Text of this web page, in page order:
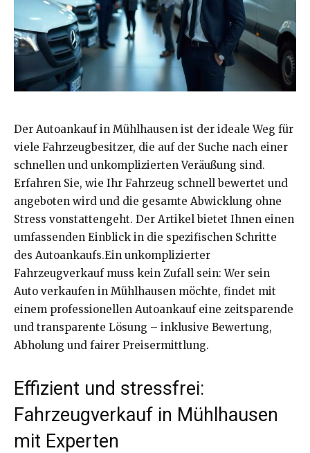
Der Autoankauf in Mühlhausen ist der ideale Weg für
viele Fahrzeugbesitzer, die auf der Suche nach einer
schnellen und unkomplizierten Veräußung sind.
Erfahren Sie, wie Ihr Fahrzeug schnell bewertet und
angeboten wird und die gesamte Abwicklung ohne
Stress vonstattengeht. Der Artikel bietet Ihnen einen
umfassenden Einblick in die spezifischen Schritte
des Autoankaufs.Ein unkomplizierter
Fahrzeugverkauf muss kein Zufall sein: Wer sein
Auto verkaufen in Mühlhausen möchte, findet mit
einem professionellen Autoankauf eine zeitsparende
und transparente Lösung – inklusive Bewertung,
Abholung und fairer Preisermittlung.
Effizient und stressfrei:
Fahrzeugverkauf in Mühlhausen
mit Experten